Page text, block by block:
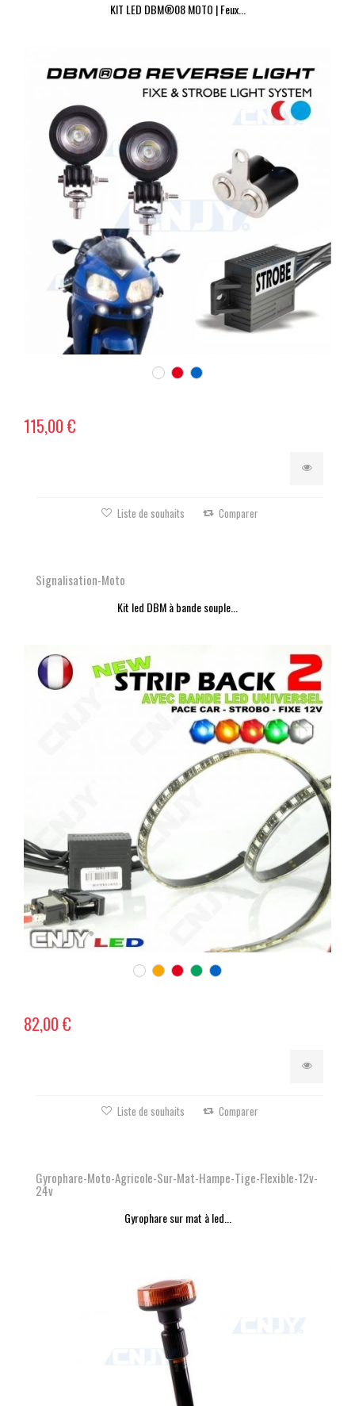
KIT LED DBM®08 MOTO | Feux...
115,00 €
Liste de souhaits Comparer
Signalisation-Moto
Kit led DBM à bande souple...
82,00 €
Liste de souhaits Comparer
Gyrophare-Moto-Agricole-Sur-Mat-Hampe-Tige-Flexible-12v-
24v
Gyrophare sur mat à led...